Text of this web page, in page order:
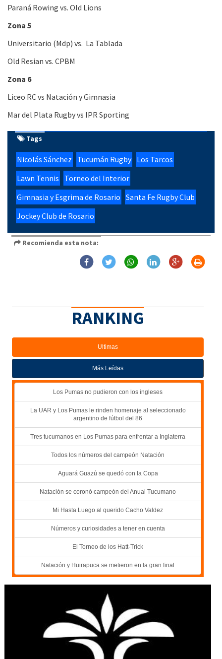
Paraná Rowing vs. Old Lions
Zona 5
Universitario (Mdp) vs. La Tablada
Old Resian vs. CPBM
Zona 6
Liceo RC vs Natación y Gimnasia
Mar del Plata Rugby vs IPR Sporting
Tags
Nicolás Sánchez Tucumán Rugby Los Tarcos
Lawn Tennis
Torneo del Interior
Gimnasia y Esgrima de Rosario Santa Fe Rugby Club
Jockey Club de Rosario
Recomienda esta nota:
RANKING
Ultimas
Más Leídas
Los Pumas no pudieron con los ingleses
La UAR y Los Pumas le rinden homenaje al seleccionado
argentino de fútbol del 86
Tres tucumanos en Los Pumas para enfrentar a Inglaterra
Todos los números del campeón Natación
Aguará Guazú se quedó con la Copa
Natación se coronó campeón del Anual Tucumano
Mi Hasta Luego al querido Cacho Valdez
Números y curiosidades a tener en cuenta
El Torneo de los Hatt-Trick
Natación y Huirapuca se metieron en la gran final